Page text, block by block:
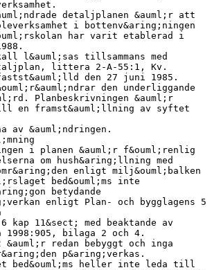
detaljplanen &auml;r att
i bottenv&aring;ningen
har varit etablerad i
l&auml;sas tillsammans med
littera 2-A-55:1, Kv.
den 27 juni 1985.
den underliggande
Planbeskrivningen &auml;r
en framst&auml;llning av syftet
av &auml;ndringen.
i planen &auml;r f&ouml;renlig
om hush&aring;llning med
enligt milj&ouml;balken
bed&ouml;ms inte
betydande
enligt Plan- och bygglagens 5
kap 11&sect; med beaktande av
1998:905, bilaga 2 och 4.
&auml;r redan bebyggt och inga
p&aring;verkas.
bed&ouml;ms heller inte leda till